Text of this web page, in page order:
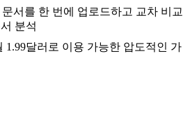
서를 한 번에 업로드하고 교차 비교
분석
1.99달러로 이용 가능한 압도적인 가